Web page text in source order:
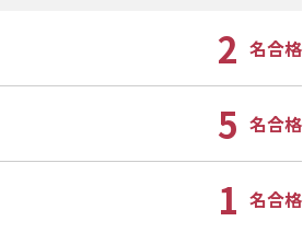
2 名合格
5 名合格
1 名合格